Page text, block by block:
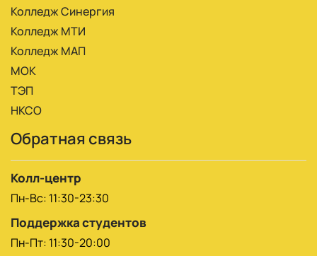
Колледж Синергия
Колледж МТИ
Колледж МАП
МОК
ТЭП
НКСО
Обратная связь
Колл-центр
Пн-Вс: 11:30-23:30
Поддержка студентов
Пн-Пт: 11:30-20:00